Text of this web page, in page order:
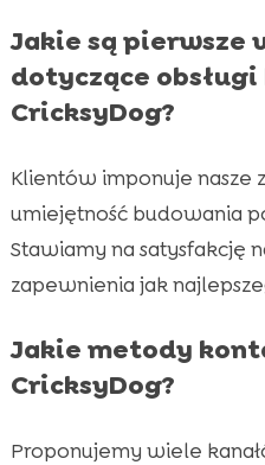
Jakie są pierwsze
dotyczące
CricksyDog?
Klientów imponuje nasze
umiejętność budowania
Stawiamy na satysfakcję
zapewnienia jak
Jakie metody
CricksyDog?
Proponujemy wiele